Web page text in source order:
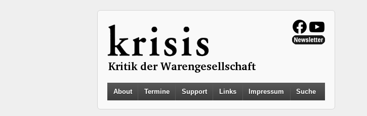
About Termine Support Links Impressum Suche